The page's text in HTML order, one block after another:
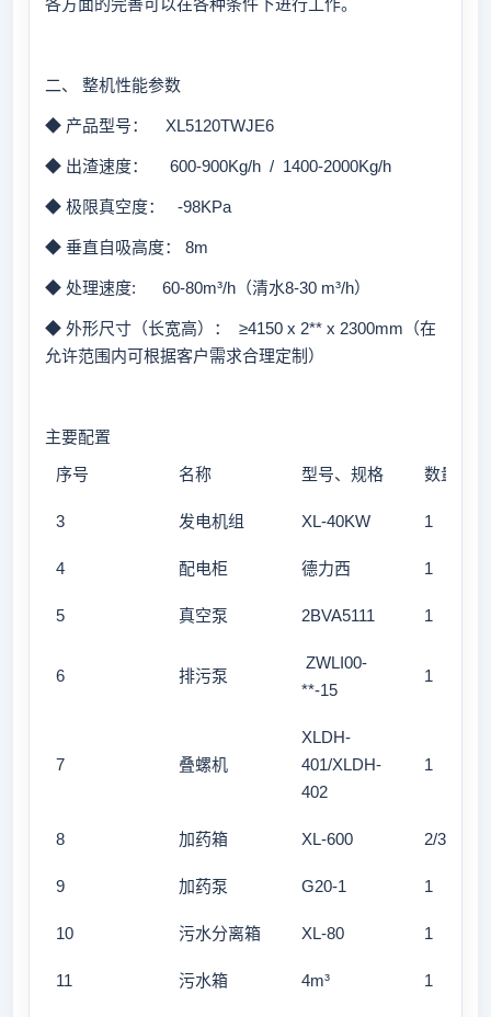
各方面的完善可以在各种条件下进行工作。
二、 整机性能参数
◆ 产品型号： XL5120TWJE6
◆ 出渣速度： 600-900Kg/h / 1400-2000Kg/h
◆ 极限真空度： -98KPa
◆ 垂直自吸高度： 8m
◆ 处理速度: 60-80m³/h（清水8-30 m³/h）
◆ 外形尺寸（长宽高）： ≥4150 x 2** x 2300mm（在
允许范围内可根据客户需求合理定制）
主要配置
序号
名称 型号、规格 数量
3 发电机组 XL-40KW 1
4 配电柜 德力西 1
5 真空泵 2BVA5111 1
6 排污泵
ZWLI00-
**-15
1
7 叠螺机
XLDH-
401/XLDH-
402
1
8 加药箱 XL-600 2/3
9 加药泵 G20-1 1
10 污水分离箱 XL-80 1
11 污水箱 4m³ 1